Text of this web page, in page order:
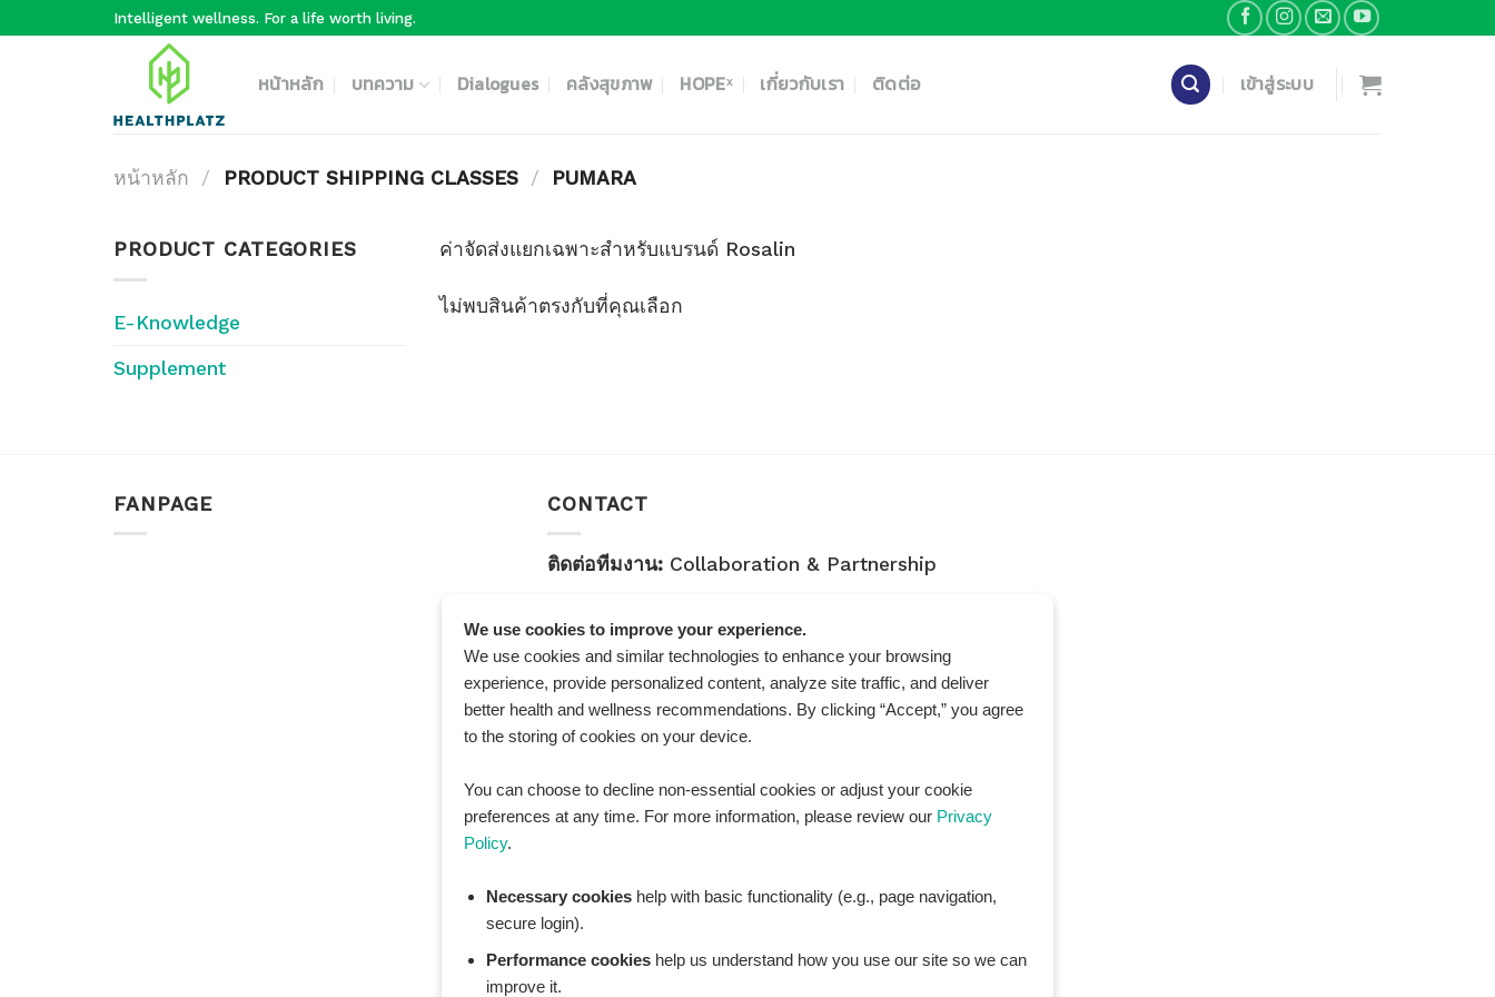
Intelligent wellness. For a life worth living.
หน้าหลัก บทความ Dialogues คลังสุขภาพ HOPEˣ เกี่ยวกับเรา ติดต่อ เข้าสู่ระบบ
หน้าหลัก / PRODUCT SHIPPING CLASSES / PUMARA
PRODUCT CATEGORIES
E-Knowledge
Supplement
ค่าจัดส่งแยกเฉพาะสำหรับแบรนด์ Rosalin
ไม่พบสินค้าตรงกับที่คุณเลือก
FANPAGE CONTACT
ติดต่อทีมงาน: Collaboration & Partnership
คำถามทั่วไป:General Inquiry
LINE Official ID:
@Healthplatz
เพิ่มเพื่อนAdd LINE :
https://lin.ee/sqNlLtc
We use cookies to improve your experience.
We use cookies and similar technologies to enhance your browsing
experience, provide personalized content, analyze site traffic, and deliver
better health and wellness recommendations. By clicking “Accept,” you agree
to the storing of cookies on your device.
You can choose to decline non-essential cookies or adjust your cookie
preferences at any time. For more information, please review our Privacy
Policy.
Necessary cookies help with basic functionality (e.g., page navigation,
secure login).
Performance cookies help us understand how you use our site so we can
improve it.